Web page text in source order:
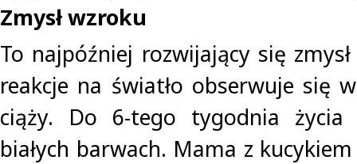
Zmysł wzroku
To najpóźniej rozwijający się
reakcje na światło obserwuje się
ciąży. Do 6-tego tygodnia
białych barwach. Mama z